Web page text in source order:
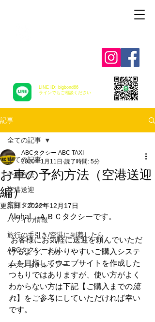
LINE ID: bigbond66
​ラインでもご相談ください
記事
全ての記事
予約方法
空港送迎
定額タクシー
ハワイの情報
旅行の手引き/空港に到着したら
ABCタクシーとは
オプショナルツアー
全ての記事
お車の予約方法（空港送迎
編）
ABCタクシー ABC TAXI
2020年1月11日 読了時間: 5分
更新日：2022年12月17日
Aloha!　ＡＢＣタクシーです。
お客様にお気軽に送迎を頼んでいただ
けるよう、わかりやすいご購入システ
ムを目指してウエブサイトを作成した
つもりではありますが、使い方がよく
わからない方は下記【 ご購入までの流
れ】をご参考にしていただければ幸い
です。